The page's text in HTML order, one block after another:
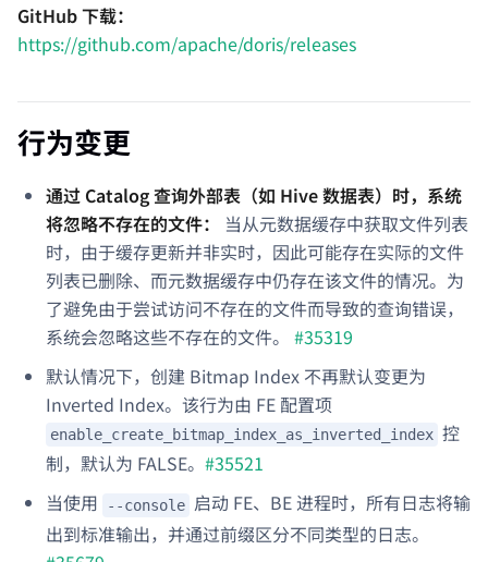
GitHub 下载：
https://github.com/apache/doris/releases
行为变更
通过 Catalog 查询外部表（如 Hive 数据表）时，系统
将忽略不存在的文件：
当从元数据缓存中获取文件列表
时，由于缓存更新并非实时，因此可能存在实际的文件
列表已删除、而元数据缓存中仍存在该文件的情况。为
了避免由于尝试访问不存在的文件而导致的查询错误，
系统会忽略这些不存在的文件。 #35319
默认情况下，创建 Bitmap Index 不再默认变更为
Inverted Index。该行为由 FE 配置项
enable_create_bitmap_index_as_inverted_index 控
制，默认为 FALSE。 #35521
当使用
--console 启动 FE、BE 进程时，所有日志将输
出到标准输出，并通过前缀区分不同类型的日志。